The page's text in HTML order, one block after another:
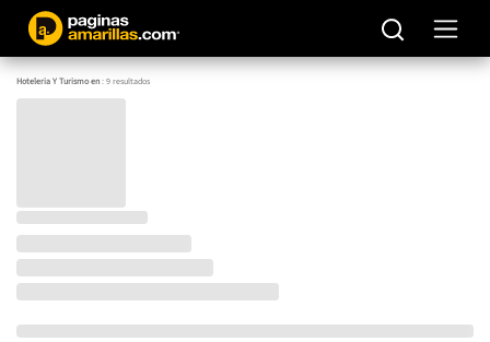
Hoteleria Y Turismo en:9resultados